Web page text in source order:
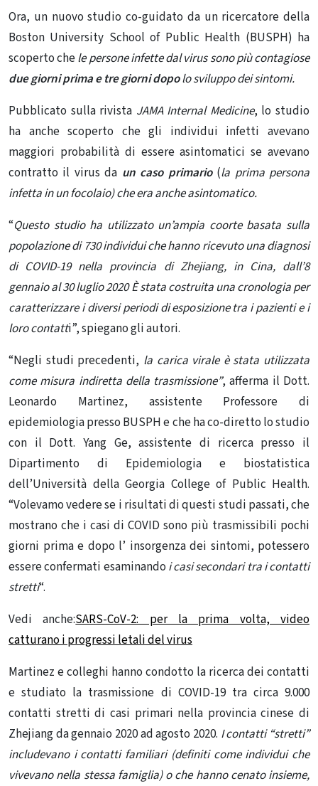
Ora, un nuovo studio co-guidato da un ricercatore della
Boston University School of Public Health (BUSPH) ha
scoperto chele persone infette dal virus sono più contagiose
due giorni prima e tre giorni dopolo sviluppo dei sintomi.
Pubblicato sulla rivista JAMA Internal Medicine, lo studio
ha anche scoperto che gli individui infetti avevano
maggiori probabilità di essere asintomatici se avevano
contratto il virus da un caso primario(la prima persona
infetta in un focolaio) che era anche asintomatico.
“Questo studio ha utilizzato un’ampia coorte basata sulla
popolazione di 730 individui che hanno ricevuto una diagnosi
di COVID-19 nella provincia di Zhejiang, in Cina, dall’8
gennaio al 30 luglio 2020 È stata costruita una cronologia per
caratterizzare i diversi periodi di esposizione tra i pazienti e i
loro contatti”, spiegano gli autori.
“Negli studi precedenti, la carica virale è stata utilizzata
come misura indiretta della trasmissione”, afferma il Dott.
Leonardo Martinez, assistente Professore di
epidemiologia presso BUSPH e che ha co-diretto lo studio
con il Dott. Yang Ge, assistente di ricerca presso il
Dipartimento di Epidemiologia e biostatistica
dell’Università della Georgia College of Public Health.
“Volevamo vedere se i risultati di questi studi passati, che
mostrano che i casi di COVID sono più trasmissibili pochi
giorni prima e dopo l’ insorgenza dei sintomi, potessero
essere confermati esaminando i casi secondari tra i contatti
stretti“.
Vedi anche:SARS-CoV-2: per la prima volta, video
catturano i progressi letali del virus
Martinez e colleghi hanno condotto la ricerca dei contatti
e studiato la trasmissione di COVID-19 tra circa 9.000
contatti stretti di casi primari nella provincia cinese di
Zhejiang da gennaio 2020 ad agosto 2020. I contatti “stretti”
includevano i contatti familiari (definiti come individui che
vivevano nella stessa famiglia) o che hanno cenato insieme,